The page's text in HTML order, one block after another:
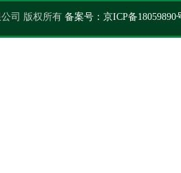
司 版权所有 备案号：京ICP备18059890